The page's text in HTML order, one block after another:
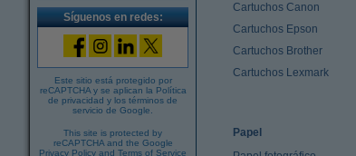
Síguenos en redes:
Este sitio está protegido por
reCAPTCHA y se aplican la Política
de privacidad y los términos de
servicio de Google
This site is protected by
reCAPTCHA and the Google
Privacy Policy and Terms of Service
Cartuchos Canon
Cartuchos Epson
Cartuchos Brother
Cartuchos Lexmark
Papel